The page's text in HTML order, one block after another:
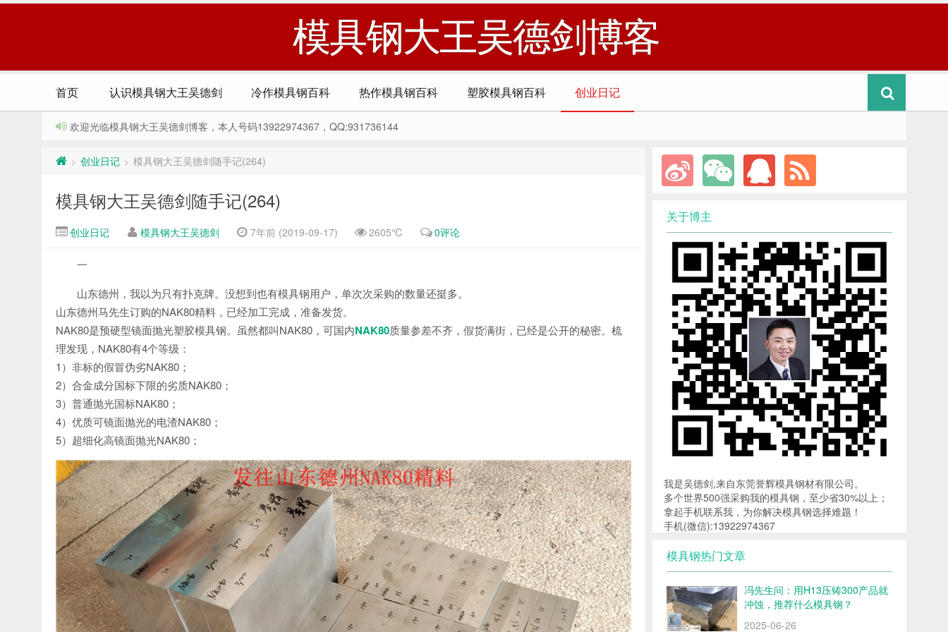
模具钢大王吴德剑博客
首页 认识模具钢大王吴德剑 冷作模具钢百科 热作模具钢百科 塑胶模具钢百科 创业日记
欢迎光临模具钢大王吴德剑博客，本人号码13922974367，QQ:931736144
> 创业日记 > 模具钢大王吴德剑随手记(264)
模具钢大王吴德剑随手记(264)
创业日记 模具钢大王吴德剑 7年前 (2019-09-17) 2605℃ 0评论
一
山东德州，我以为只有扑克牌。没想到也有模具钢用户，单次次采购的数量还挺多。
山东德州马先生订购的NAK80精料，已经加工完成，准备发货。
NAK80是预硬型镜面抛光塑胶模具钢。虽然都叫NAK80，可国内NAK80质量参差不齐，假货满街，已经是公开的秘密。梳
理发现，NAK80有4个等级：
1）非标的假冒伪劣NAK80；
2）合金成分国标下限的劣质NAK80；
3）普通抛光国标NAK80；
4）优质可镜面抛光的电渣NAK80；
5）超细化高镜面抛光NAK80；
关于博主
我是吴德剑,来自东莞誉辉模具钢材有限公司。
多个世界500强采购我的模具钢，至少省30%以上；
拿起手机联系我，为你解决模具钢选择难题！
手机(微信):13922974367
模具钢热门文章
冯先生问：用H13压铸300产品就
冲蚀，推荐什么模具钢？
2025-06-26